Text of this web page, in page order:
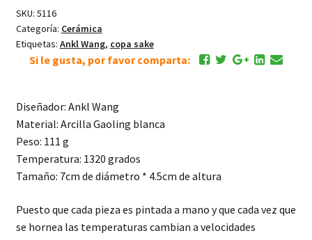
SKU: 5116
Categoría: Cerámica
Etiquetas: Ankl Wang, copa sake
Si le gusta, por favor comparta:
Diseñador: Ankl Wang
Material: Arcilla Gaoling blanca
Peso: 111 g
Temperatura: 1320 grados
Tamaño: 7cm de diámetro * 4.5cm de altura
Puesto que cada pieza es pintada a mano y que cada vez que
se hornea las temperaturas cambian a velocidades